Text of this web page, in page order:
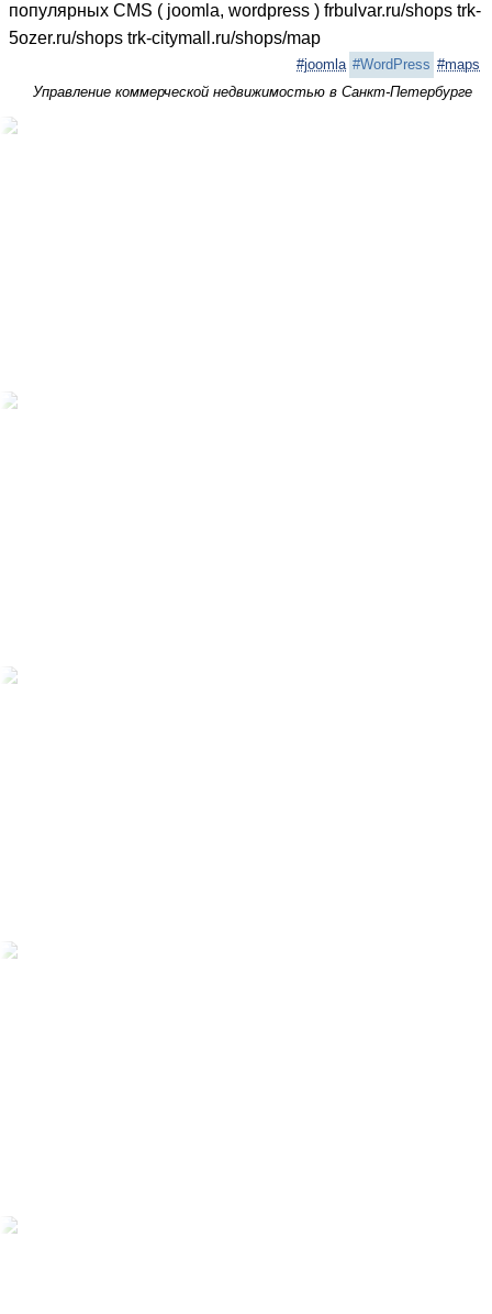
популярных CMS ( joomla, wordpress ) frbulvar.ru/shops trk-
5ozer.ru/shops trk-citymall.ru/shops/map
#joomla #WordPress #maps
Управление коммерческой недвижимостью в Санкт-Петербурге